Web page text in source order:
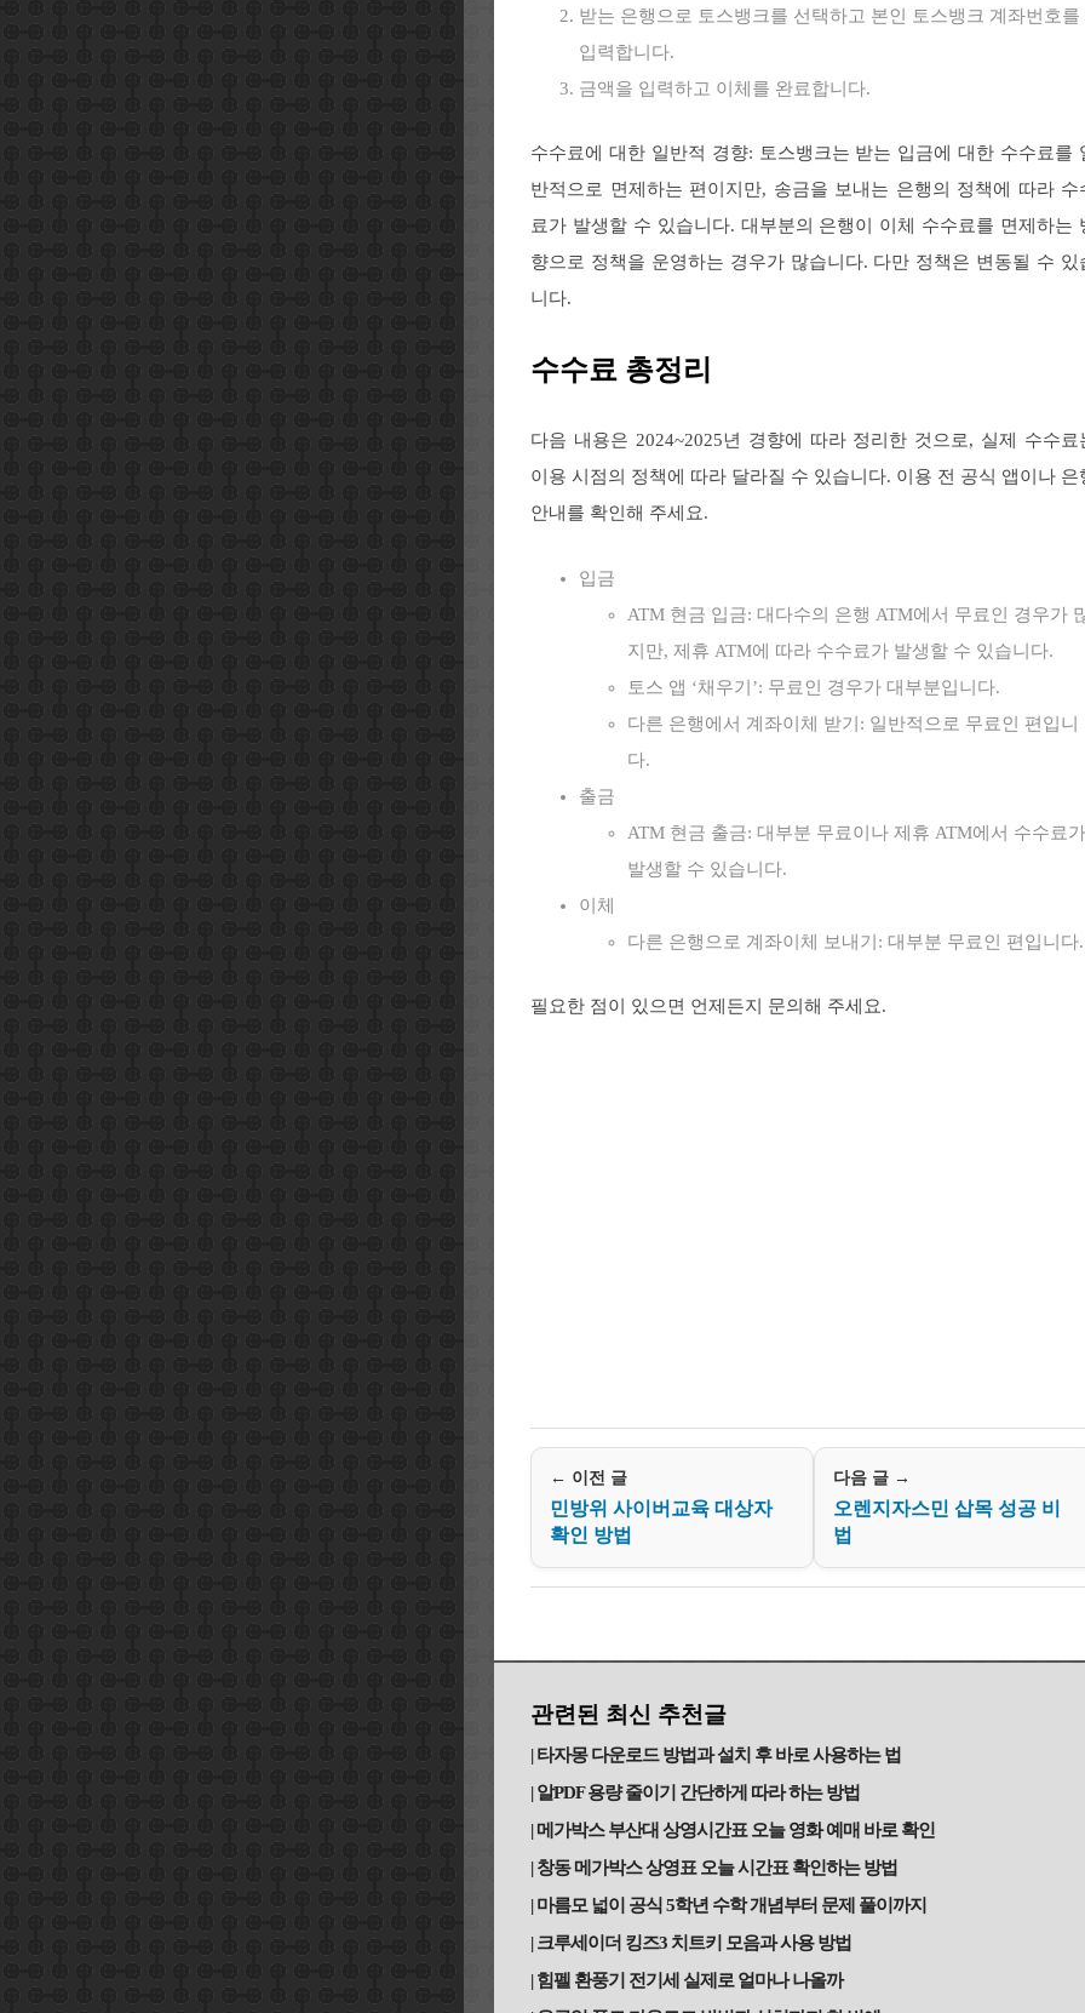
받는 은행으로 토스뱅크를 선택하고 본인 토스뱅크 계좌번호를
입력합니다.
금액을 입력하고 이체를 완료합니다.
수수료에 대한 일반적 경향: 토스뱅크는 받는 입금에 대한 수수료를
반적으로 면제하는 편이지만, 송금을 보내는 은행의 정책에 따라 수
료가 발생할 수 있습니다. 대부분의 은행이 이체 수수료를 면제하는
향으로 정책을 운영하는 경우가 많습니다. 다만 정책은 변동될 수 있
니다.
수수료 총정리
다음 내용은 2024~2025년 경향에 따라 정리한 것으로, 실제 수수료
이용 시점의 정책에 따라 달라질 수 있습니다. 이용 전 공식 앱이나 은
안내를 확인해 주세요.
입금
ATM 현금 입금: 대다수의 은행 ATM에서 무료인 경우가
지만, 제휴 ATM에 따라 수수료가 발생할 수 있습니다.
토스 앱 ‘채우기’: 무료인 경우가 대부분입니다.
다른 은행에서 계좌이체 받기: 일반적으로 무료인 편입니
다.
출금
ATM 현금 출금: 대부분 무료이나 제휴 ATM에서 수수료가
발생할 수 있습니다.
이체
다른 은행으로 계좌이체 보내기: 대부분 무료인 편입니다.
필요한 점이 있으면 언제든지 문의해 주세요.
← 이전 글
민방위 사이버교육 대상자
확인 방법
다음 글 →
오렌지자스민 삽목 성공 비
법
관련된 최신 추천글
타자몽 다운로드 방법과 설치 후 바로 사용하는 법
알PDF 용량 줄이기 간단하게 따라 하는 방법
메가박스 부산대 상영시간표 오늘 영화 예매 바로 확인
창동 메가박스 상영표 오늘 시간표 확인하는 방법
마름모 넓이 공식 5학년 수학 개념부터 문제 풀이까지
크루세이더 킹즈3 치트키 모음과 사용 방법
힘펠 환풍기 전기세 실제로 얼마나 나올까